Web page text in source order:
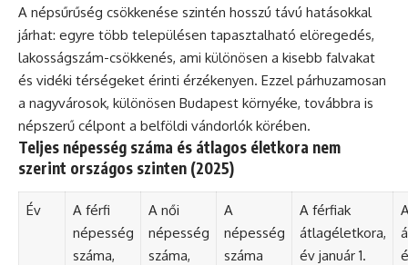
A népsűrűség csökkenése szintén hosszú távú hatásokkal
járhat: egyre több településen tapasztalható elöregedés,
lakosságszám-csökkenés, ami különösen a kisebb falvakat
és vidéki térségeket érinti érzékenyen. Ezzel párhuzamosan
a nagyvárosok, különösen Budapest környéke, továbbra is
népszerű célpont a belföldi vándorlók körében.
Teljes népesség száma és átlagos életkora nem
szerint országos szinten (2025)
Év
A férfi
népesség
száma,
A női
népesség
száma,
A
népesség
száma
A férfiak
átlagéletkora,
év január 1.